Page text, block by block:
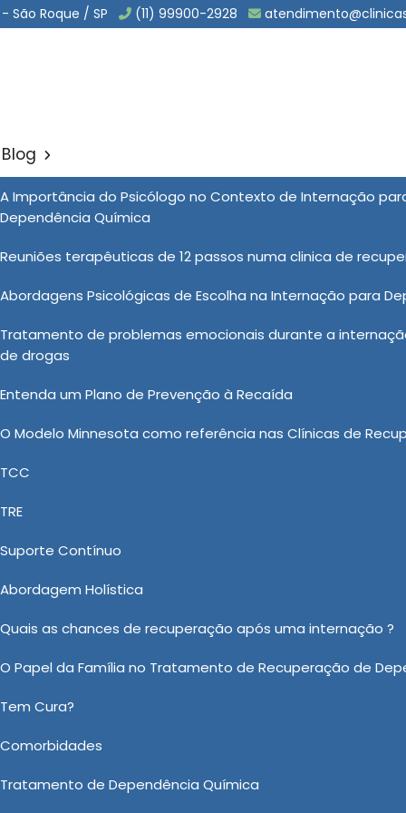
São Roque / SP (11) 99900-2928
Blog
A Importância do Psicólogo no Contexto de Internação
Dependência Química
Reuniões terapêuticas de 12 passos numa clinica de
Abordagens Psicológicas de Escolha na Internação para
Tratamento de problemas emocionais durante a
de drogas
Entenda um Plano de Prevenção à Recaída
O Modelo Minnesota como referência nas Clínicas de
TCC
TRE
Suporte Contínuo
Abordagem Holística
Quais as chances de recuperação após uma internação ?
O Papel da Família no Tratamento de Recuperação de
Tem Cura?
Comorbidades
Tratamento de Dependência Química
Quimicos
têm a oportunidade de
de enfrentamento saudáveis ​​e
sociais. O valor de clínica para
Químicos:
e Bem-Estar
para Dependentes Quimicos em
de Saúde, conte com a New New Clinica Vida
Químico Plano de Saúde com a mesma
New Clinica Vida Nova disponibiliza profissionais
Valor de Clinica para Dependentes Quimicos em